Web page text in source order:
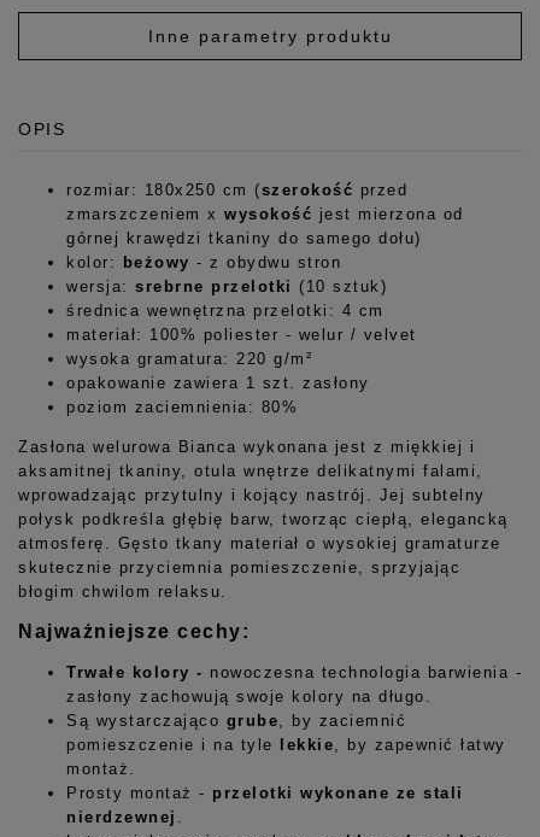
Inne parametry produktu
OPIS
rozmiar: 180x250 cm (szerokość przed
zmarszczeniem x wysokość jest mierzona od
górnej krawędzi tkaniny do samego dołu)
kolor: beżowy - z obydwu stron
wersja: srebrne przelotki (10 sztuk)
średnica wewnętrzna przelotki: 4 cm
materiał: 100% poliester - welur / velvet
wysoka gramatura: 220 g/m²
opakowanie zawiera 1 szt. zasłony
poziom zaciemnienia: 80%
Zasłona welurowa Bianca wykonana jest z miękkiej i
aksamitnej tkaniny, otula wnętrze delikatnymi falami,
wprowadzając przytulny i kojący nastrój. Jej subtelny
połysk podkreśla głębię barw, tworząc ciepłą, elegancką
atmosferę. Gęsto tkany materiał o wysokiej gramaturze
skutecznie przyciemnia pomieszczenie, sprzyjając
błogim chwilom relaksu.
Najważniejsze cechy:
Trwałe kolory - nowoczesna technologia barwienia -
zasłony zachowują swoje kolory na długo.
Są wystarczająco grube , by zaciemnić
pomieszczenie i na tyle lekkie , by zapewnić łatwy
montaż.
Prosty montaż - przelotki wykonane ze stali
nierdzewnej